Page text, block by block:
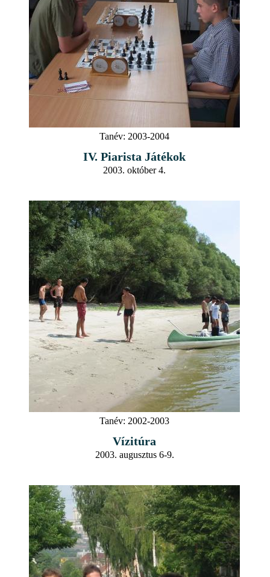
Tanév: 2003-2004
IV. Piarista Játékok
2003. október 4.
Tanév: 2002-2003
Vízitúra
2003. augusztus 6-9.